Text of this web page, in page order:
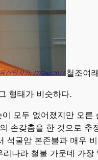
철조여
형태가 비슷하다.
모두 없어졌지만 오
손갖춤을 한 것으로 추
석굴암 본존불과 매우
나라 철불 가운데 가